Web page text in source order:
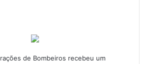
de Bombeiros recebeu um